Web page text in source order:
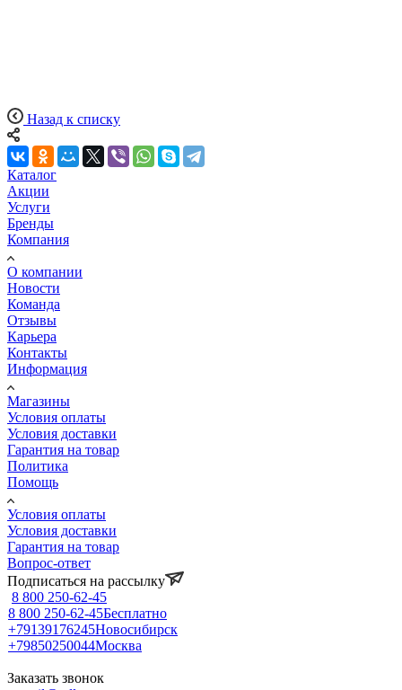
Назад к списку
Каталог
Акции
Услуги
Бренды
Компания
О компании
Новости
Команда
Отзывы
Карьера
Контакты
Информация
Магазины
Условия оплаты
Условия доставки
Гарантия на товар
Политика
Помощь
Условия оплаты
Условия доставки
Гарантия на товар
Вопрос-ответ
Подписаться на рассылку
8 800 250-62-45
8 800 250-62-45Бесплатно
+79139176245Новосибирск
+79850250044Москва
Заказать звонок